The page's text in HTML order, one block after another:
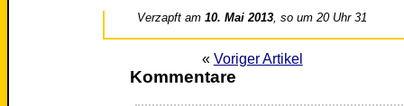
Verzapft am10. Mai 2013 , so um 20 Uhr 31
« Voriger Artikel
Kommentare